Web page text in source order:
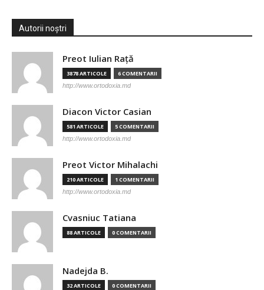
Autorii noștri
Preot Iulian Raţă
3878 ARTICOLE 6 COMENTARII
http://www.ortodoxia.md
Diacon Victor Casian
581 ARTICOLE 5 COMENTARII
http://www.ortodoxia.md
Preot Victor Mihalachi
210 ARTICOLE 1 COMENTARII
http://www.ortodoxia.md
Cvasniuc Tatiana
88 ARTICOLE 0 COMENTARII
Nadejda B.
32 ARTICOLE 0 COMENTARII